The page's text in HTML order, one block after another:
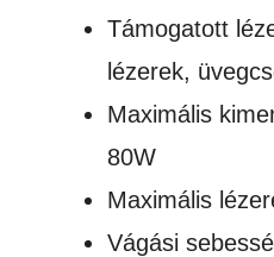
Támogatott
lézerek,
Maximális
80W
Maximális
Vágási